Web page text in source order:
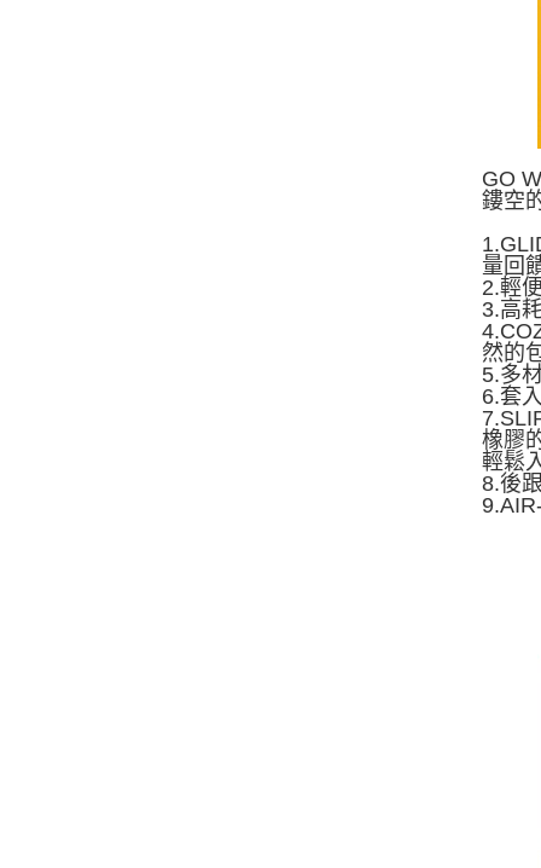
GO
鏤空
量回
2.輕
3.高
然的
5.多
6.套
橡膠
輕鬆
8.後